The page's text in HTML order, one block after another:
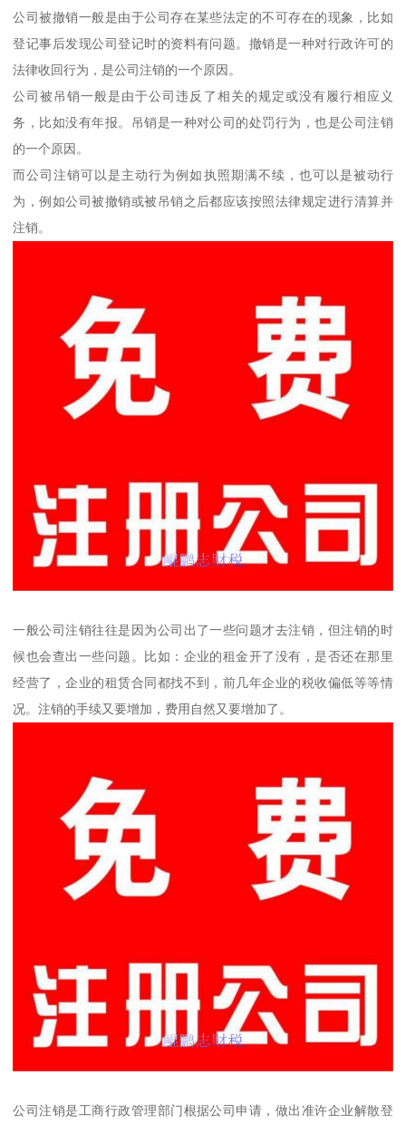
公司被撤销一般是由于公司存在某些法定的不可存在的现象，比如
登记事后发现公司登记时的资料有问题。撤销是一种对行政许可的
法律收回行为，是公司注销的一个原因。
公司被吊销一般是由于公司违反了相关的规定或没有履行相应义
务，比如没有年报。吊销是一种对公司的处罚行为，也是公司注销
的一个原因。
而公司注销可以是主动行为例如执照期满不续，也可以是被动行
为，例如公司被撤销或被吊销之后都应该按照法律规定进行清算并
注销。
一般公司注销往往是因为公司出了一些问题才去注销，但注销的时
候也会查出一些问题。比如：企业的租金开了没有，是否还在那里
经营了，企业的租赁合同都找不到，前几年企业的税收偏低等等情
况。注销的手续又要增加，费用自然又要增加了。
公司注销是工商行政管理部门根据公司申请，做出准许企业解散登